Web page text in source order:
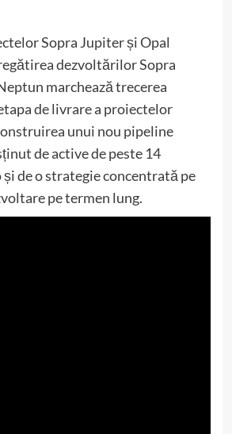
Sopra Jupiter și Opal
dezvoltărilor Sopra
marchează trecerea
de livrare a proiectelor
unui nou pipeline
de active de peste 14
de o strategie concentrată pe
pe termen lung.